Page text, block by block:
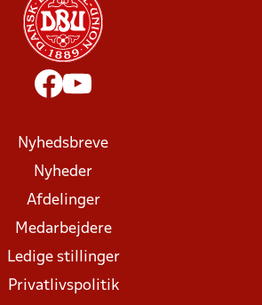
Nyhedsbreve
Nyheder
Afdelinger
Medarbejdere
Ledige stillinger
Privatlivspolitik